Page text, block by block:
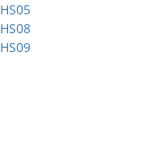
HS05
HS08
HS09